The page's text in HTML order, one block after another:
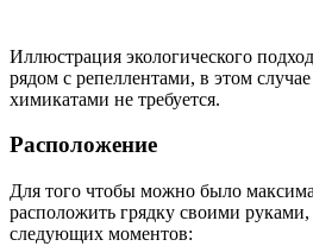
Иллюстрация экологического
рядом с репеллентами, в этом
химикатами не требуется.
Расположение
Для того чтобы можно было
расположить грядку своими
следующих моментов: